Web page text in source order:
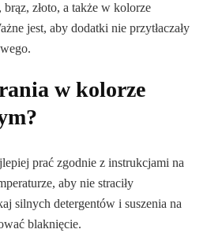
złoto, a także w kolorze
jest, aby dodatki nie przytłaczały
w kolorze
prać zgodnie z instrukcjami na
aby nie straciły
silnych detergentów i suszenia na
blaknięcie.